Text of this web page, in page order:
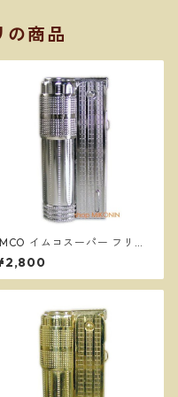
の商品
イムコスーパー フリン
式 オイルライター 復刻版 ＃